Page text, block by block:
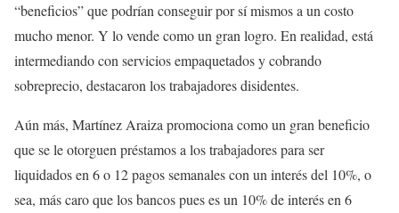
“beneficios” que podrían conseguir por sí mismos a un costo
mucho menor. Y lo vende como un gran logro. En realidad, está
intermediando con servicios empaquetados y cobrando
sobreprecio, destacaron los trabajadores disidentes.
Aún más, Martínez Araiza promociona como un gran beneficio
que se le otorguen préstamos a los trabajadores para ser
liquidados en 6 o 12 pagos semanales con un interés del 10%, o
sea, más caro que los bancos pues es un 10% de interés en 6